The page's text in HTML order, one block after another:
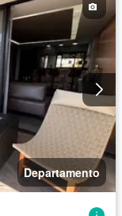
Departamento